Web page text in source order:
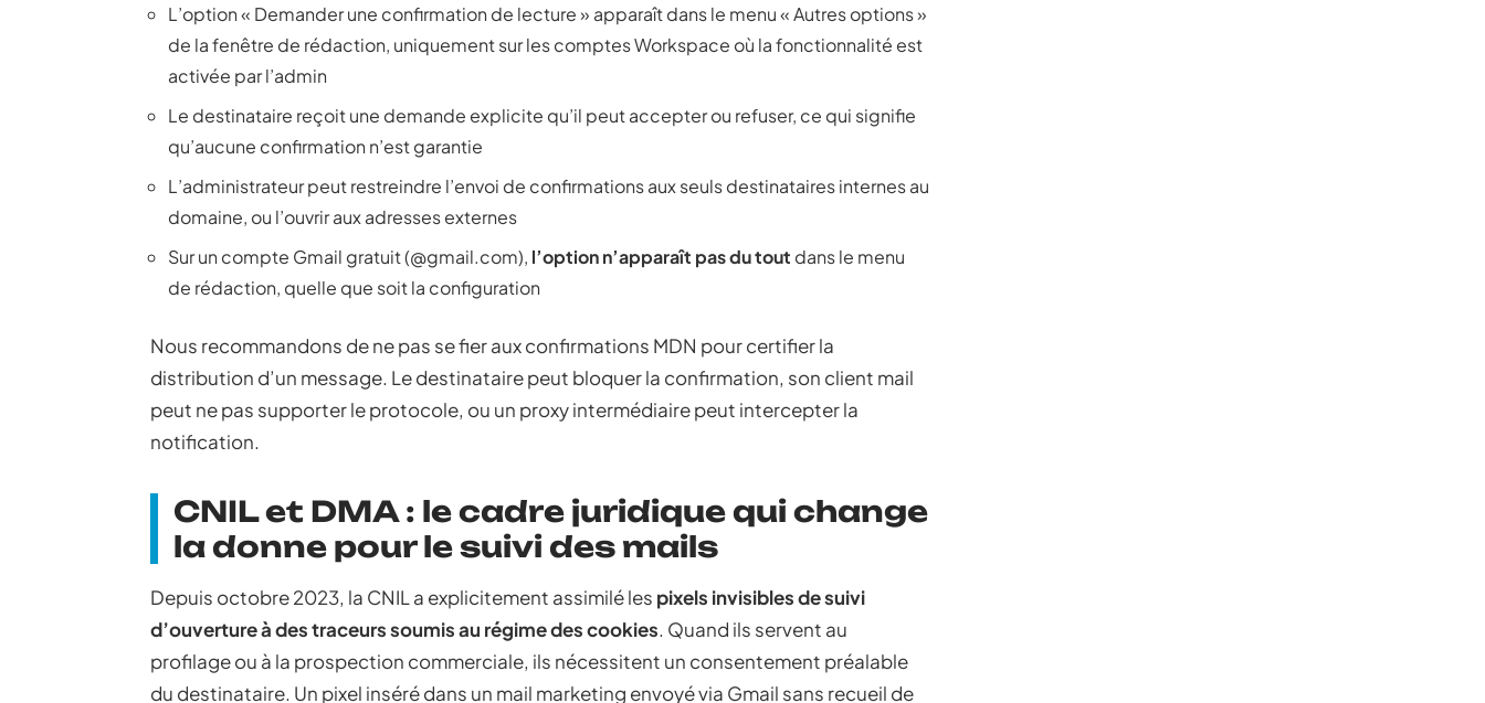
L’option « Demander une confirmation de lecture » apparaît dans le menu « Autres options »
de la fenêtre de rédaction, uniquement sur les comptes Workspace où la fonctionnalité est
activée par l’admin
Le destinataire reçoit une demande explicite qu’il peut accepter ou refuser, ce qui signifie
qu’aucune confirmation n’est garantie
L’administrateur peut restreindre l’envoi de confirmations aux seuls destinataires internes au
domaine, ou l’ouvrir aux adresses externes
Sur un compte Gmail gratuit (@gmail.com), l’option n’apparaît pas du tout dans le menu
de rédaction, quelle que soit la configuration
Nous recommandons de ne pas se fier aux confirmations MDN pour certifier la
distribution d’un message. Le destinataire peut bloquer la confirmation, son client mail
peut ne pas supporter le protocole, ou un proxy intermédiaire peut intercepter la
notification.
CNIL et DMA : le cadre juridique qui change
la donne pour le suivi des mails
Depuis octobre 2023, la CNIL a explicitement assimilé les pixels invisibles de suivi
d’ouverture à des traceurs soumis au régime des cookies. Quand ils servent au
profilage ou à la prospection commerciale, ils nécessitent un consentement préalable
du destinataire. Un pixel inséré dans un mail marketing envoyé via Gmail sans recueil de